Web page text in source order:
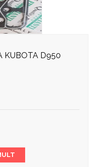
KUBOTA D950